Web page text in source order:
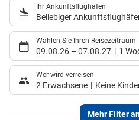
Ihr Ankunftsflughafen
Beliebiger
Wählen Sie Ihren Reisezeitraum
09.08.26 – 07.08.27 1
Wer wird verreisen
2 Erwachsene Keine
Mehr Filter